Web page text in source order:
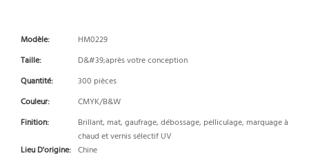
Modèle:
HM0229
Taille:
D&#39;après votre conception
Quantité:
300 pièces
Couleur:
CMYK/B&W
Finition:
Brillant, mat, gaufrage, débossage, pelliculage, marquage à
chaud et vernis sélectif UV
Lieu D'origine: Chine